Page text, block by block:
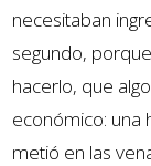
necesitaban
segundo,
hacerlo, que
económico: una
metió en las